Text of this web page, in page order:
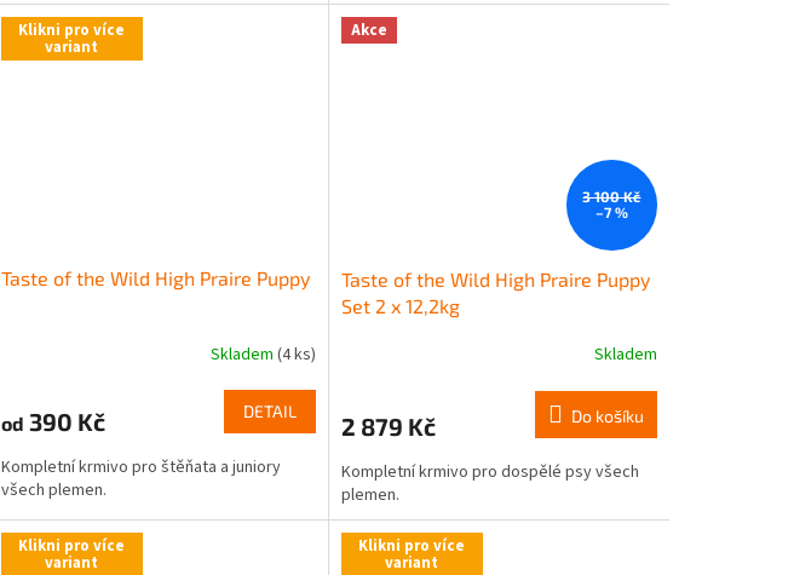
Klikni pro více
variant
Taste of the Wild High Praire Puppy
Skladem (4 ks)
od 390 Kč DETAIL
Kompletní krmivo pro štěňata a juniory
všech plemen.
Akce
3 100 Kč
–7 %
Taste of the Wild High Praire Puppy
Set 2 x 12,2kg
Skladem
2 879 Kč Do košíku
Kompletní krmivo pro dospělé psy všech
plemen.
Klikni pro více
variant
Klikni pro více
variant